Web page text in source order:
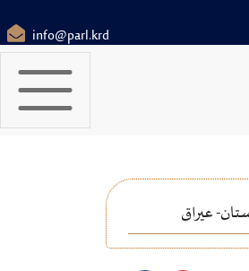
info@parl.krd